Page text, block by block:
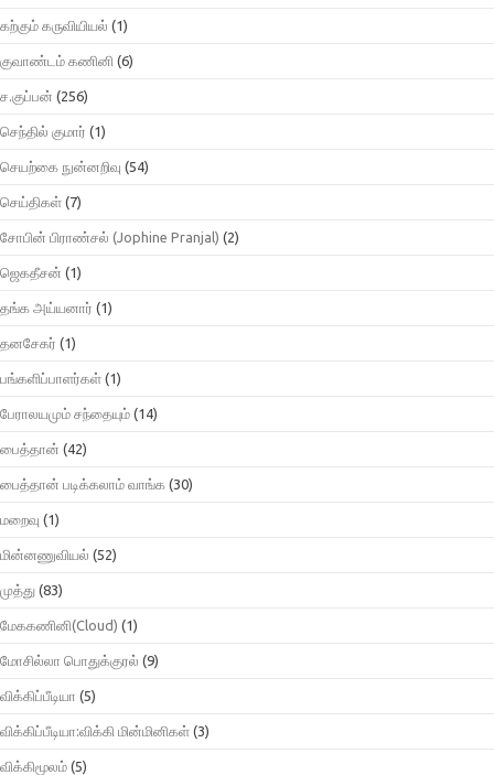
கற்கும் கருவியியல் (1)
குவாண்டம் கணினி (6)
ச.குப்பன் (256)
செந்தில் குமார் (1)
செயற்கை நுன்னறிவு (54)
செய்திகள் (7)
சோபின் பிராண்சல் (Jophine Pranjal) (2)
ஜெகதீசன் (1)
தங்க அய்யனார் (1)
தனசேகர் (1)
பங்களிப்பாளர்கள் (1)
பேராலயமும் சந்தையும் (14)
பைத்தான் (42)
பைத்தான் படிக்கலாம் வாங்க (30)
மறைவு (1)
மின்னணுவியல் (52)
முத்து (83)
மேககணினி(Cloud) (1)
மோசில்லா பொதுக்குரல் (9)
விக்கிப்பீடியா (5)
விக்கிப்பீடியா:விக்கி மின்மினிகள் (3)
விக்கிமூலம் (5)